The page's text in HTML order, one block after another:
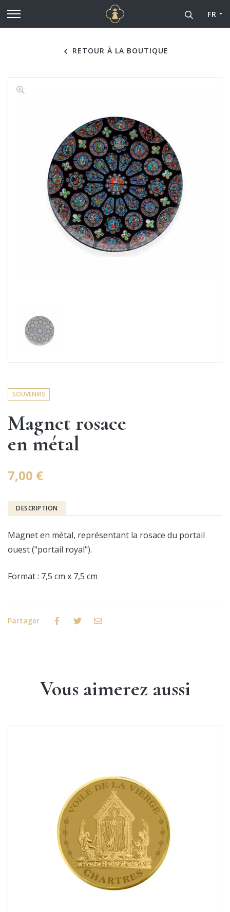
Aller au contenu principal Cathédrale Notre-Dame
FR
RETOUR À LA BOUTIQUE
SOUVENIRS
Magnet rosace
en métal
7,00 €
DESCRIPTION
Magnet en métal, représentant la rosace du portail
ouest ("portail royal").
Format : 7,5 cm x 7,5 cm
Partager FacebookTwitterEmail
Vous aimerez aussi